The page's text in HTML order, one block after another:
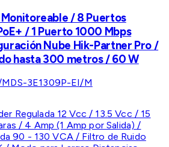
/ 8 Puertos
/ 1 Puerto 1000 Mbps
Nube Hik-Partner Pro /
hasta 300 metros / 60 W
DS-3E1309P-EI/M